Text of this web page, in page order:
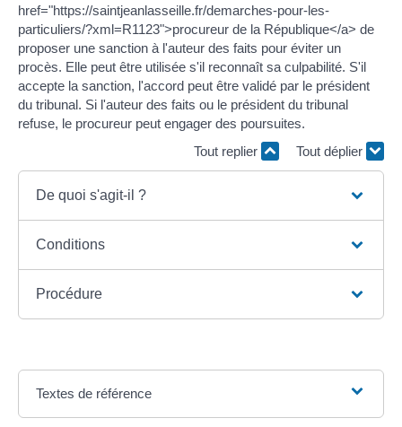
href="https://saintjeanlasseille.fr/demarches-pour-les-
particuliers/?xml=R1123">procureur de la République</a> de
proposer une sanction à l'auteur des faits pour éviter un
procès. Elle peut être utilisée s'il reconnaît sa culpabilité. S'il
accepte la sanction, l'accord peut être validé par le président
du tribunal. Si l'auteur des faits ou le président du tribunal
refuse, le procureur peut engager des poursuites.
Tout replier
Tout déplier
De quoi s'agit-il ?
Conditions
Procédure
Textes de référence